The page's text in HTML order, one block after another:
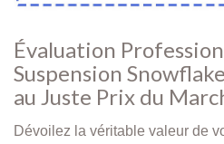
Évaluation
Suspension
au Juste Prix du
Dévoilez la véritable valeur de